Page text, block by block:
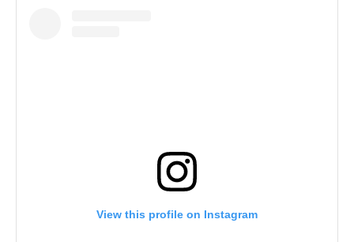
View this profile on Instagram